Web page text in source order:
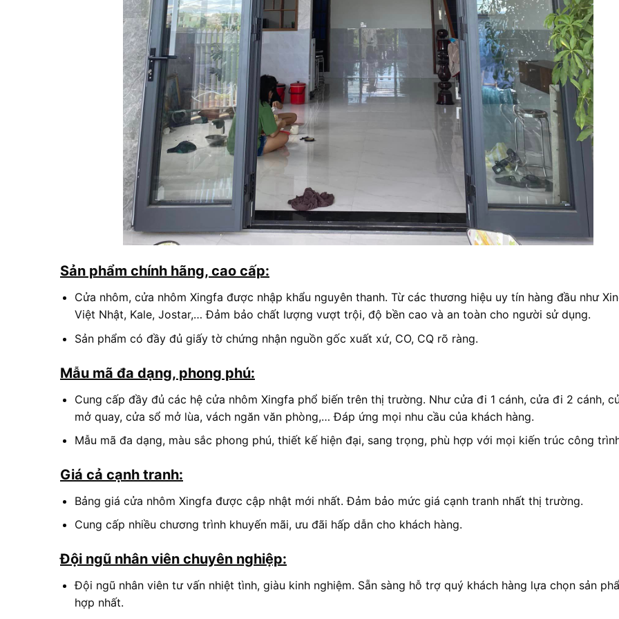
Sản phẩm chính hãng, cao cấp:
Cửa nhôm, cửa nhôm Xingfa được nhập khẩu nguyên thanh. Từ các thương hiệu uy tín hàng đầu như
Việt Nhật, Kale, Jostar,… Đảm bảo chất lượng vượt trội, độ bền cao và an toàn cho người sử dụng.
Sản phẩm có đầy đủ giấy tờ chứng nhận nguồn gốc xuất xứ, CO, CQ rõ ràng.
Mẫu mã đa dạng, phong phú:
Cung cấp đầy đủ các hệ cửa nhôm Xingfa phổ biến trên thị trường. Như cửa đi 1 cánh, cửa đi 2 cánh,
mở quay, cửa sổ mở lùa, vách ngăn văn phòng,… Đáp ứng mọi nhu cầu của khách hàng.
Mẫu mã đa dạng, màu sắc phong phú, thiết kế hiện đại, sang trọng, phù hợp với mọi kiến trúc công
Giá cả cạnh tranh:
Bảng giá cửa nhôm Xingfa được cập nhật mới nhất. Đảm bảo mức giá cạnh tranh nhất thị trường.
Cung cấp nhiều chương trình khuyến mãi, ưu đãi hấp dẫn cho khách hàng.
Đội ngũ nhân viên chuyên nghiệp:
Đội ngũ nhân viên tư vấn nhiệt tình, giàu kinh nghiệm. Sẵn sàng hỗ trợ quý khách hàng lựa chọn sản
hợp nhất.